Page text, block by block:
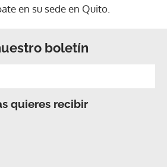
en su sede en Quito.
boletín
quieres recibir